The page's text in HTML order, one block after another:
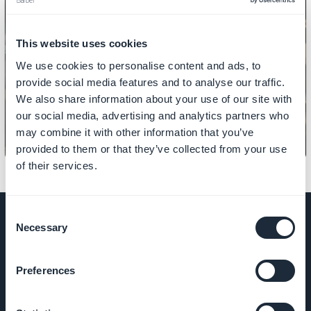
This website uses cookies
We use cookies to personalise content and ads, to
provide social media features and to analyse our traffic.
We also share information about your use of our site with
our social media, advertising and analytics partners who
may combine it with other information that you’ve
provided to them or that they’ve collected from your use
of their services.
Selection
Necessary
Preferences
Come inviare notifiche SMS